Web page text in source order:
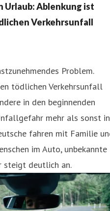
Urlaub: Ablenkung ist
Verkehrsunfall
Problem.
tödlichen Verkehrsunfall
in den beginnenden
mehr als sonst in
fahren mit Familie
im Auto, unbekannte
steigt deutlich an.